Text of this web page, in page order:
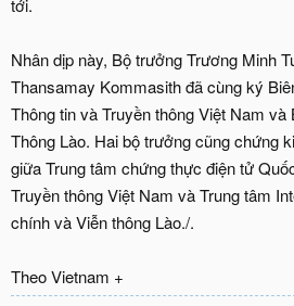
tới.
Nhân dịp này, Bộ trưởng Trương Minh
Thansamay Kommasith đã cùng ký
Thông tin và Truyền thông Việt Nam
Thông Lào. Hai bộ trưởng cũng chứng
giữa Trung tâm chứng thực điện tử
Truyền thông Việt Nam và Trung tâm
chính và Viễn thông Lào./.
Theo Vietnam +